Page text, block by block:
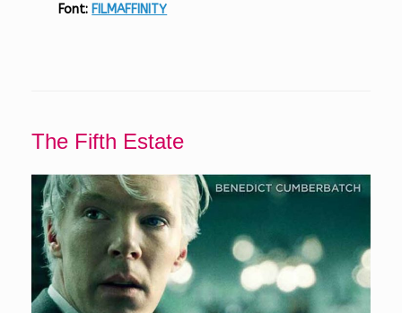
Font: FILMAFFINITY
The Fifth Estate